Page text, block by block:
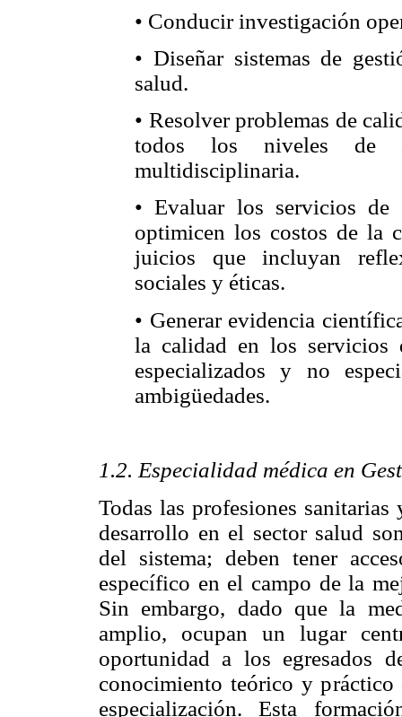
• Conducir investigación
• Diseñar sistemas de
salud.
• Resolver problemas de
todos los niveles de
multidisciplinaria.
• Evaluar los servicios de
optimicen los costos de la
juicios que incluyan
sociales y éticas.
• Generar evidencia
la calidad en los servicios
especializados y no
ambigüedades.
1.2. Especialidad médica en
Todas las profesiones
desarrollo en el sector salud
del sistema; deben tener
específico en el campo de la
Sin embargo, dado que la
amplio, ocupan un lugar
oportunidad a los egresados
conocimiento teórico y
especialización. Esta